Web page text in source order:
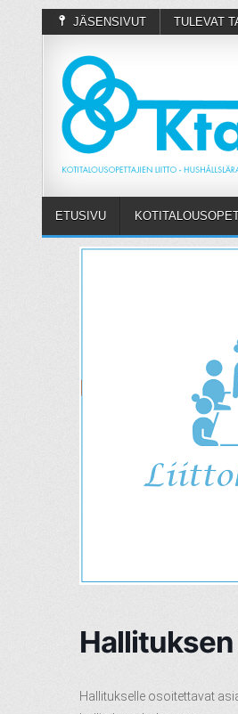
JÄSENSIVUT TULEVAT
ETUSIVU
Hallitukselle osoitettavat